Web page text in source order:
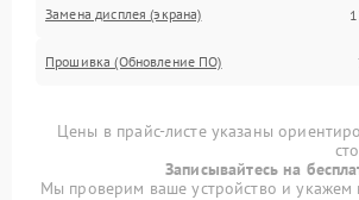
Замена дисплея (экрана)
Прошивка (Обновление ПО)
Цены в прайс-листе указаны
Записывайтесь на
Мы проверим ваше устройство и укажем